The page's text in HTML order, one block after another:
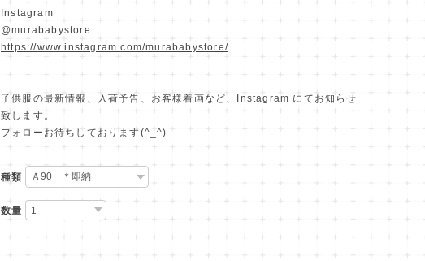
Instagram
@murababystore
https://www.instagram.com/murababystore/
子供服の最新情報、入荷予告、お客様着画など、Instagram にてお知らせ
致します。
フォローお待ちしております(^_^)
種類
数量